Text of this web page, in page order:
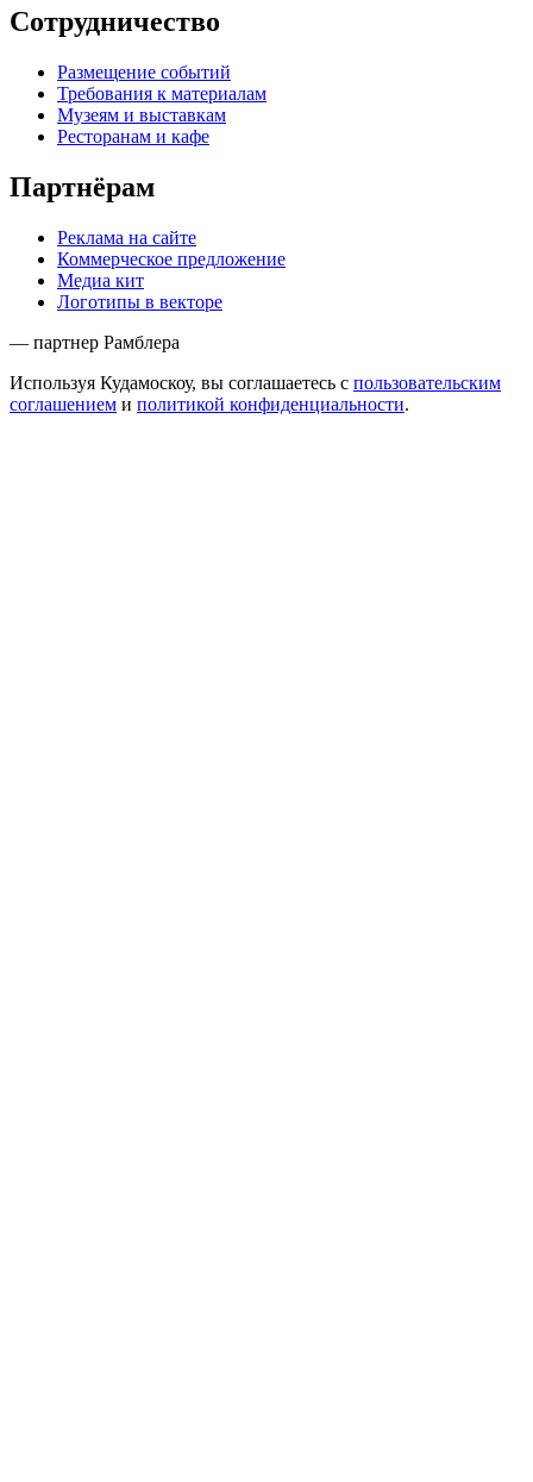
Сотрудничество
Размещение событий
Требования к материалам
Музеям и выставкам
Ресторанам и кафе
Партнёрам
Реклама на сайте
Коммерческое предложение
Медиа кит
Логотипы в векторе
— партнер Рамблера
Используя Кудамоскоу, вы соглашаетесь с пользовательским
соглашением и политикой конфиденциальности.